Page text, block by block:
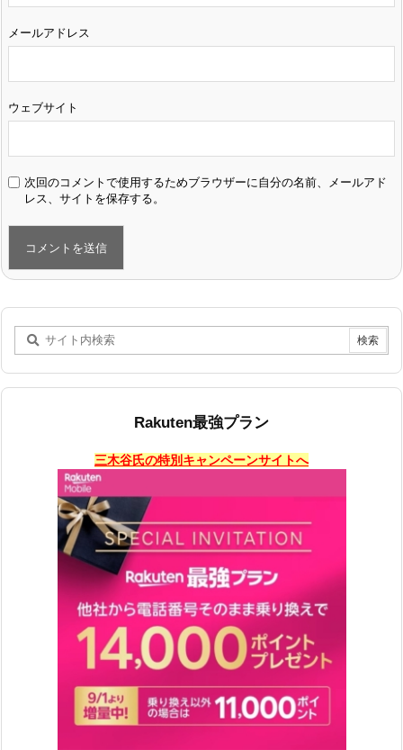
メールアドレス
ウェブサイト
次回のコメントで使用するためブラウザーに自分の名前、メールアド
レス、サイトを保存する。
Rakuten最強プラン
三木谷氏の特別キャンペーンサイトへ